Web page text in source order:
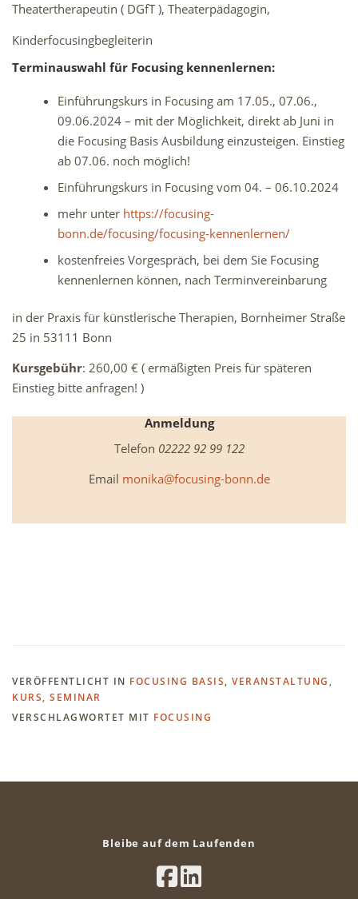
Theatertherapeutin ( DGfT ), Theaterpädagogin,
Kinderfocusingbegleiterin
Terminauswahl für Focusing kennenlernen:
Einführungskurs in Focusing am 17.05., 07.06.,
09.06.2024 – mit der Möglichkeit, direkt ab Juni in
die Focusing Basis Ausbildung einzusteigen. Einstieg
ab 07.06. noch möglich!
Einführungskurs in Focusing vom 04. – 06.10.2024
mehr unter https://focusing-
bonn.de/focusing/focusing-kennenlernen/
kostenfreies Vorgespräch, bei dem Sie Focusing
kennenlernen können, nach Terminvereinbarung
in der Praxis für künstlerische Therapien, Bornheimer Straße
25 in 53111 Bonn
Kursgebühr: 260,00 € ( ermäßigten Preis für späteren
Einstieg bitte anfragen! )
Anmeldung
Telefon 02222 92 99 122
Email monika@focusing-bonn.de
VERÖFFENTLICHT IN FOCUSING BASIS, VERANSTALTUNG,
KURS, SEMINAR
VERSCHLAGWORTET MIT FOCUSING
Bleibe auf dem Laufenden